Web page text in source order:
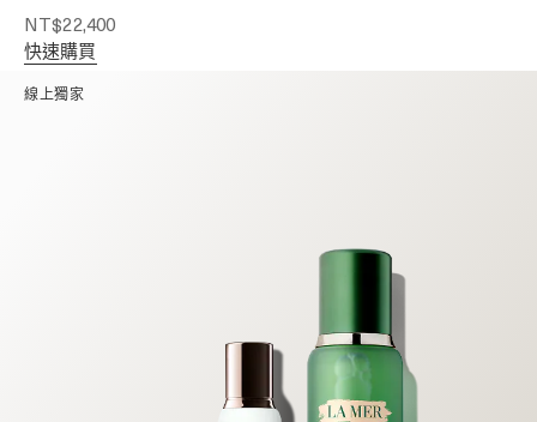
NT$22,400
快速購買
線上獨家